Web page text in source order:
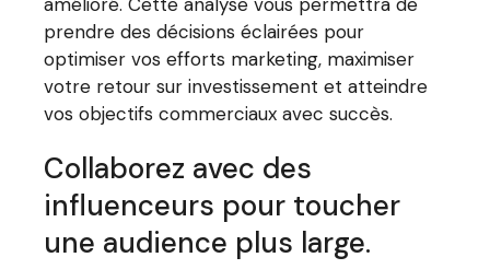
prendre des décisions éclairées pour
optimiser vos efforts marketing, maximiser
votre retour sur investissement et atteindre
vos objectifs commerciaux avec succès.
Collaborez avec des
influenceurs pour toucher
une audience plus large.